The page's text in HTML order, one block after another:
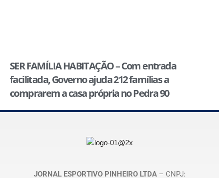
SER FAMÍLIA HABITAÇÃO – Com entrada
facilitada, Governo ajuda 212 famílias a
comprarem a casa própria no Pedra 90
JORNAL ESPORTIVO PINHEIRO LTDA– CNPJ: